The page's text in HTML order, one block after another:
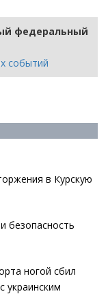
федеральный
событий
в Курскую
безопасность
ногой сбил
украинским